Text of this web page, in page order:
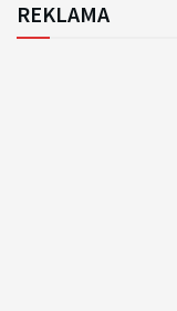
REKLAMA